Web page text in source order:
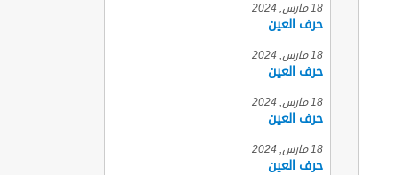
18 مارس, 2024
حرف العين
18 مارس, 2024
حرف العين
18 مارس, 2024
حرف العين
18 مارس, 2024
حرف العين